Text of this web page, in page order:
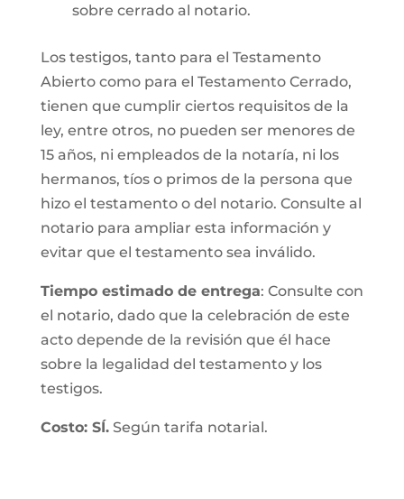
sobre cerrado al notario.
Los testigos, tanto para el Testamento
Abierto como para el Testamento Cerrado,
tienen que cumplir ciertos requisitos de la
ley, entre otros, no pueden ser menores de
15 años, ni empleados de la notaría, ni los
hermanos, tíos o primos de la persona que
hizo el testamento o del notario. Consulte al
notario para ampliar esta información y
evitar que el testamento sea inválido.
Tiempo estimado de entrega: Consulte con
el notario, dado que la celebración de este
acto depende de la revisión que él hace
sobre la legalidad del testamento y los
testigos.
Costo: SÍ.Según tarifa notarial.